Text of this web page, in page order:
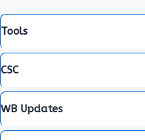
Tools
CSC
WB Updates